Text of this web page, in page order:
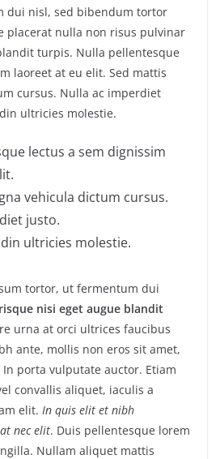
dui nisl, sed bibendum tortor
placerat nulla non risus pulvinar
turpis. Nulla pellentesque
laoreet at eu elit. Sed mattis
cursus. Nulla ac imperdiet
ultricies molestie.
lectus a sem dignissim
vehicula dictum cursus.
justo.
ultricies molestie.
tortor, ut fermentum dui
nisi eget augue blandit
urna at orci ultrices faucibus
ante, mollis non eros sit amet,
porta vulputate auctor. Etiam
convallis aliquet, iaculis a
elit. In quis elit et nibh
nec elit. Duis pellentesque lorem
Nullam aliquet mattis